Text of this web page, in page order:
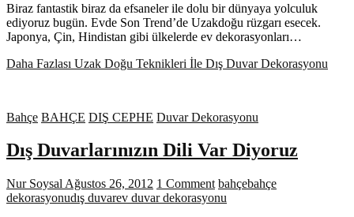
Biraz fantastik biraz da efsaneler ile dolu bir dünyaya yolculuk
ediyoruz bugün. Evde Son Trend’de Uzakdoğu rüzgarı esecek.
Japonya, Çin, Hindistan gibi ülkelerde ev dekorasyonları…
Daha Fazlası Uzak Doğu Teknikleri İle Dış Duvar Dekorasyonu
Bahçe BAHÇE DIŞ CEPHE Duvar Dekorasyonu
Dış Duvarlarınızın Dili Var Diyoruz
Nur Soysal Ağustos 26, 2012 1 Comment bahçebahçe
dekorasyonudış duvarev duvar dekorasyonu